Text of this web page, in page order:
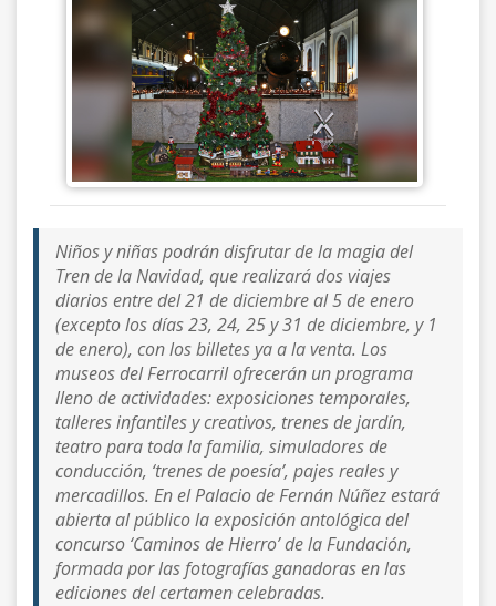
Niños y niñas podrán disfrutar de la magia del
Tren de la Navidad, que realizará dos viajes
diarios entre del 21 de diciembre al 5 de enero
(excepto los días 23, 24, 25 y 31 de diciembre, y 1
de enero), con los billetes ya a la venta. Los
museos del Ferrocarril ofrecerán un programa
lleno de actividades: exposiciones temporales,
talleres infantiles y creativos, trenes de jardín,
teatro para toda la familia, simuladores de
conducción, ‘trenes de poesía’, pajes reales y
mercadillos. En el Palacio de Fernán Núñez estará
abierta al público la exposición antológica del
concurso ‘Caminos de Hierro’ de la Fundación,
formada por las fotografías ganadoras en las
ediciones del certamen celebradas.